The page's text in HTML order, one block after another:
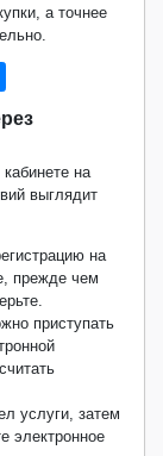
а точнее
на
выглядит
на
прежде чем
приступать
услуги, затем
электронное